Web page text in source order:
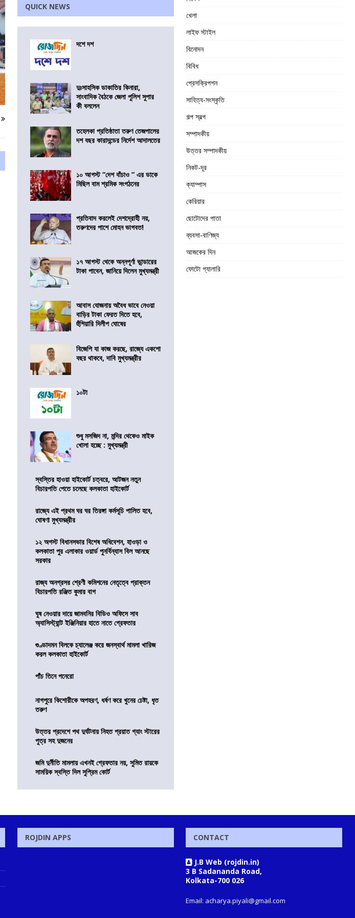
QUICK NEWS
দশে দশ
দুঃসাহসিক ডাকাতির কিনারা,
সাংবাদিক বৈঠকে জেলা পুলিশ সুপার
কী বললেন
তহেলকা প্রতিষ্ঠাতা তরুণ তেজপালের
দশ বছর কারাদন্ডের নির্দেশ আদালতের
১০ আগস্ট “দেশ বাঁচাও ” এর ডাকে
মিছিল বাম শ্রমিক সংগঠনের
প্রতিবাদ করলেই দেশদ্রোহী নয়,
তরুণদের পাশে মোহন ভাগবত!
১৭ আগস্ট থেকে অন্নপূর্ণা ভান্ডারের
টাকা পাবেন, জানিয়ে দিলেন মুখ্যমন্ত্রী
আবাস যোজনায় অবৈধ ভাবে নেওয়া
বাড়ির টাকা ফেরত দিতে হবে,
হুঁশিয়ারি দিলীপ ঘোষের
বিজেপি যা কাজ করছে, রাজ্যে একশো
বছর থাকবে, দাবি মুখ্যমন্ত্রীর
১০টা
শুধু মসজিদ না, মন্দির থেকেও মাইক
খোলা হচ্ছে : মুখ্যমন্ত্রী
স্বস্তির হাওয়া হাইকোর্ট চত্বরে, আটজন নতুন
বিচারপতি পেতে চলেছে কলকাতা হাইকোর্ট
রাজ্যে এই প্রথম ঘর ঘর তিরঙ্গা কর্মসূচি পালিত হবে,
ঘোষণা মুখ্যমন্ত্রীর
১২ অগস্ট বিধানসভার বিশেষ অধিবেশন, হাওড়া ও
কলকাতা পুর এলাকার ওয়ার্ড পুনর্বিন্যাস বিল আনছে
সরকার
রাজ্য অনগ্রসর শ্রেণী কমিশনের নেতৃত্বে প্রাক্তন
বিচারপতি রঞ্জিত কুমার বাগ
ঘুষ নেওয়ার দায়ে জামবনির বিডিও অফিসে সাব
অ্যাসিস্ট্যান্ট ইঞ্জিনিয়ার হাতে নাতে গ্রেফতার
গুণ্ডাদমন বিলকে চ্যালেঞ্জ করে জনস্বার্থ মামলা খারিজ
করল কলকাতা হাইকোর্ট
পাঁচ তিনে পনেরো
নাগপুরে কিশোরীকে অপহরণ, ধর্ষণ করে খুনের চেষ্টা, ধৃত
তরুণ
উত্তর প্রদেশে পথ দুর্ঘটনায় নিহত প্রয়াত গ্যাং স্টারের
পুত্র সহ দুজনের
জমি দুর্নীতি মামলায় এখনই গ্রেফতার নয়, সুমিত রায়কে
সাময়িক স্বস্তি দিল সুপ্রিম কোর্ট
খেলা
লাইফ স্টাইল
বিনোদন
বিবিধ
প্রেসক্রিপশন
সাহিত্য-সংস্কৃতি
গল্প স্বল্প
সম্পাদকীয়
উত্তর সম্পাদকীয়
নিকট-দূর
ক্যাম্পাস
কেরিয়ার
ছোটোদের পাতা
ব্যবসা-বাণিজ্য
আজকের দিন
ফোটো গ্যালারি
ROJDIN APPS CONTACT
J.B Web (rojdin.in)
3 B Sadananda Road,
Kolkata-700 026
Email: acharya.piyali@gmail.com